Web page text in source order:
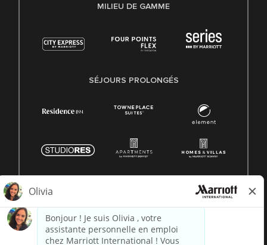
MILIEU DE GAMME
SÉJOURS PROLONGÉS